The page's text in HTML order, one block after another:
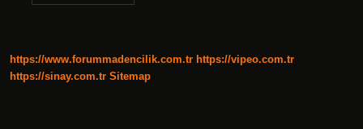
https://www.forummadencilik.com.tr https://vipeo.com.tr
https://sinay.com.tr Sitemap